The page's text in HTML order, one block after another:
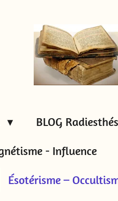
BLOG
- Influence
Ésotérisme –